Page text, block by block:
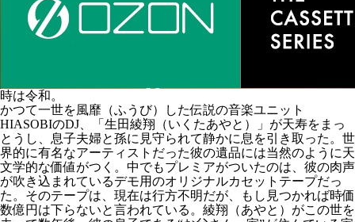
時は令和。
かつて一世を風靡（ふうび）した伝説の音楽ユニット
HIASOBIのDJ、「生田綾翔（いくたあやと）」が天寿をまっ
とうし、息子夫婦と孫に見守られて静かに息を引き取った。世
界的に有名なアーティストだった彼の遺品には当然のように天
文学的な価値がつく。中でもプレミアがついたのは、彼の肉声
が吹き込まれているデモ用のオリジナルカセットテープだっ
た。そのテープは、現在は行方不明だが、もし見つかれば時価
数億円は下らないと言われている。綾翔（あやと）がこの世を